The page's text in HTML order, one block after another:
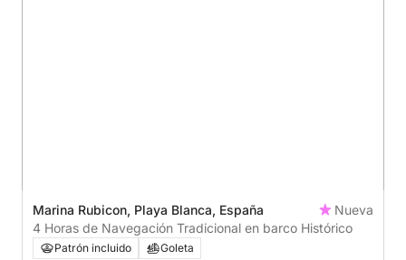
Marina Rubicon, Playa Blanca, España
Nueva
4 Horas de Navegación Tradicional en barco Histórico
Patrón incluido
Goleta